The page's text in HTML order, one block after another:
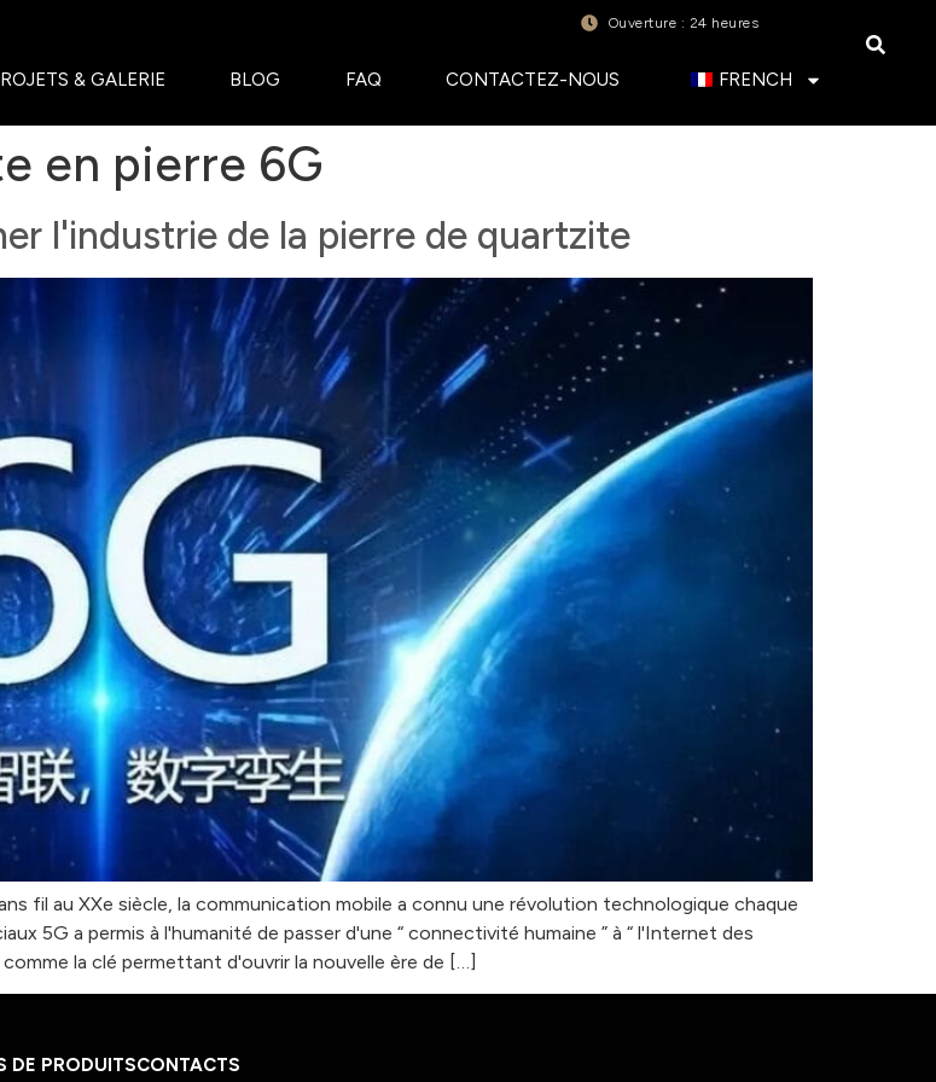
Ouverture : 24 heures
& GALERIE BLOG FAQ CONTACTEZ-NOUS FRENCH
en pierre 6G
l'industrie de la pierre de quartzite
fil au XXe siècle, la communication mobile a connu une révolution technologique chaque
5G a permis à l'humanité de passer d'une “ connectivité humaine ” à “ l'Internet des
la clé permettant d'ouvrir la nouvelle ère de […]
DE PRODUITSCONTACTS